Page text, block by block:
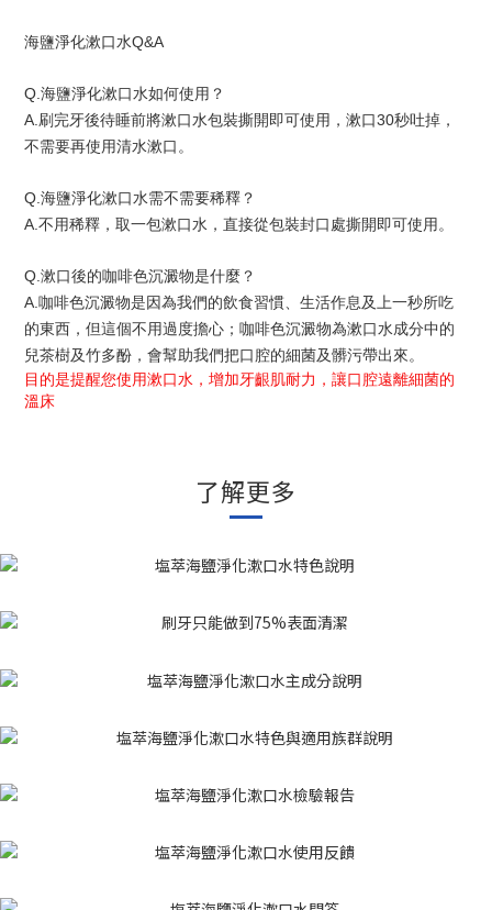
海鹽淨化漱口水Q&A
Q.海鹽淨化漱口水如何使用？
A.刷完牙後待睡前將漱口水包裝撕開即可使用，漱口30秒吐掉，
不需要再使用清水漱口。
Q.海鹽淨化漱口水需不需要稀釋？
A.不用稀釋，取一包漱口水，直接從包裝封口處撕開即可使用。
Q.漱口後的咖啡色沉澱物是什麼？
A.咖啡色沉澱物是因為我們的飲食習慣、生活作息及上一秒所吃
的東西，但這個不用過度擔心；咖啡色沉澱物為漱口水成分中的
兒茶樹及竹多酚，會幫助我們把口腔的細菌及髒污帶出來。
目的是提醒您使用漱口水，增加牙齦肌耐力，讓口腔遠離細菌的
溫床
了解更多